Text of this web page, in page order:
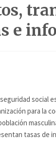
e
social
para la
tasas de